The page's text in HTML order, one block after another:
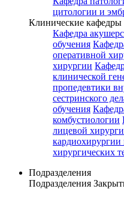
цитологии и
Клинические кафедры
Кафедра
обучения
оперативной
хирургии
клинической
пропедевтики
сестринского
обучения
комбустиологии
лицевой
кардиохирургии
хирургических
Подразделения
Подразделения